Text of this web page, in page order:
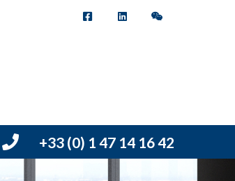
+33 (0) 1 47 14 16 42